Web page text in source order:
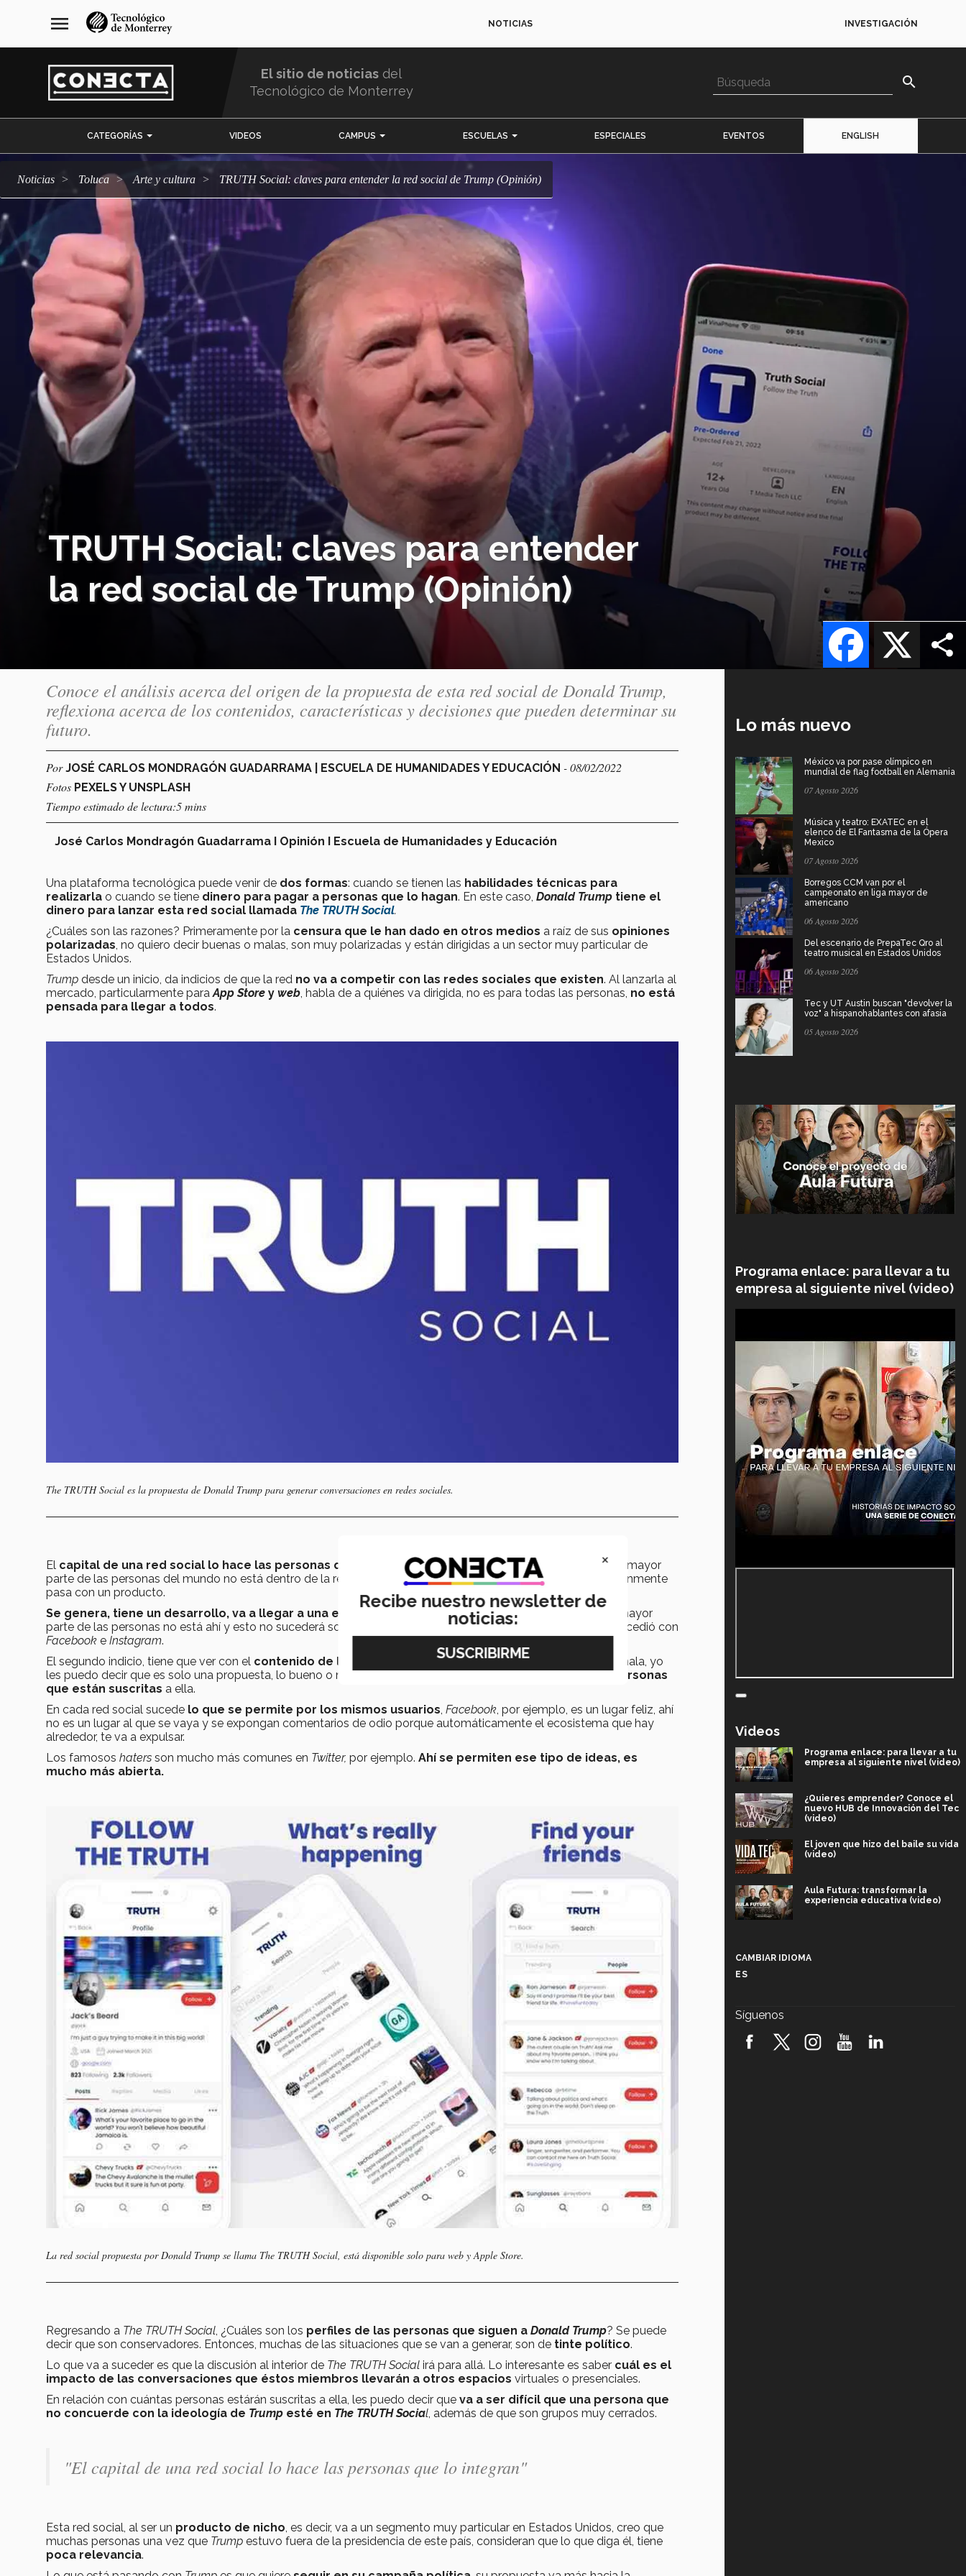
navegación
principal
menu NOTICIAS INVESTIGACIÓN
El sitio de noticias del
Tecnológico de Monterrey
search
CATEGORÍAS VIDEOS CAMPUS ESCUELAS ESPECIALES EVENTOS ENGLISH
Noticias Toluca arte y cultura TRUTH Social: claves para entender la red social de Trump (Opinión)
TRUTH Social: claves para entender
la red social de Trump (Opinión)
X
Facebook
Conoce el análisis acerca del origen de la propuesta de esta red social de Donald Trump,
reflexiona acerca de los contenidos, características y decisiones que pueden determinar su
futuro.
PorJOSÉ CARLOS MONDRAGÓN GUADARRAMA | ESCUELA DE HUMANIDADES Y EDUCACIÓN - 08/02/2022
Fotos PEXELS Y UNSPLASH
Tiempo estimado de lectura:5 mins
José Carlos Mondragón Guadarrama I Opinión I Escuela de Humanidades y Educación
Una plataforma tecnológica puede venir de dos formas: cuando se tienen las habilidades técnicas para
realizarla o cuando se tiene dinero para pagar a personas que lo hagan. En este caso, Donald Trump tiene el
dinero para lanzar esta red social llamada The TRUTH Social.
¿Cuáles son las razones? Primeramente por la censura que le han dado en otros medios a raíz de sus opiniones
polarizadas , no quiero decir buenas o malas, son muy polarizadas y están dirigidas a un sector muy particular de
Estados Unidos.
Trump desde un inicio, da indicios de que la red no va a competir con las redes sociales que existen. Al lanzarla al
mercado, particularmente para App Store y web , habla de a quiénes va dirigida, no es para todas las personas, no está
pensada para llegar a todos.
The TRUTH Social es la propuesta de Donald Trump para generar conversaciones en redes sociales.
El capital de una red social lo hace las personas que lo integrany si de antemano, ya sabemos que la mayor
parte de las personas del mundo no está dentro de la red social propuesta porTrump, va a pasar lo que comunmente
pasa con un producto.
Se genera, tiene un desarrollo, va a llegar a una especie de meseta y va a ir para abajo
, porque la mayor
parte de las personas no está ahí y esto no sucederá solo con
The TRUTH Social, sino que ocurre con todo. Sucedió con
Facebook e Instagram.
El segundo indicio, tiene que ver con el contenido de la red
. Algunas personas se preguntan si es buena o mala, yo
les puedo decir que es solo una propuesta, lo bueno o malo dependerá de la
dinámica que generen las personas
que están suscritas a ella.
En cada red social sucede lo que se permite por los mismos usuarios, Facebook, por ejemplo, es un lugar feliz, ahí
no es un lugar al que se vaya y se expongan comentarios de odio porque automáticamente el ecosistema que hay
alrededor, te va a expulsar.
Los famosos haters son mucho más comunes en Twitter, por ejemplo. Ahí se permiten ese tipo de ideas, es
mucho más abierta.
La red social propuesta porDonald Trump se llama The TRUTH Social, está disponible solo para web yApple Store.
Regresando a The TRUTH Social, ¿Cuáles son los perfiles de las personas que siguen a Donald Trump? Se puede
decir que son conservadores. Entonces, muchas de las situaciones que se van a generar, son de tinte político.
Lo que va a suceder es que la discusión al interior de The TRUTH Social irá para allá. Lo interesante es saber cuál es el
impacto de las conversaciones que éstos miembros llevarán a otros espacios virtuales o presenciales.
En relación con cuántas personas estárán suscritas a ella, les puedo decir que va a ser difícil que una persona que
no concuerde con la ideología de Trump esté en The TRUTH Social, además de que son grupos muy cerrados.
"El capital de una red social lo hace las personas que lo integran"
Esta red social, al ser un producto de nicho, es decir, va a un segmento muy particular en Estados Unidos, creo que
muchas personas una vez que Trump estuvo fuera de la presidencia de este país, consideran que lo que diga él, tiene
poca relevancia.
Lo más nuevo
México va por pase olímpico en
mundial de flag football en Alemania
07 Agosto 2026
Música y teatro: EXATEC en el
elenco de El Fantasma de la Ópera
Mexico
07 Agosto 2026
Borregos CCM van por el
campeonato en liga mayor de
americano
06 Agosto 2026
Del escenario de PrepaTec Qro al
teatro musical en Estados Unidos
06 Agosto 2026
Tec y UT Austin buscan "devolver la
voz" a hispanohablantes con afasia
05 Agosto 2026
Programa enlace: para llevar a tu
empresa al siguiente nivel (video)
Videos
Programa enlace: para llevar a tu
empresa al siguiente nivel (video)
¿Quieres emprender? Conoce el
nuevo HUB de Innovación del Tec
(video)
El joven que hizo del baile su vida
(video)
Aula Futura: transformar la
experiencia educativa (video)
robótica FIRST 2026! (video)
CAMBIAR IDIOMA
ES
Síguenos
×
Recibe nuestro newsletter de
noticias: